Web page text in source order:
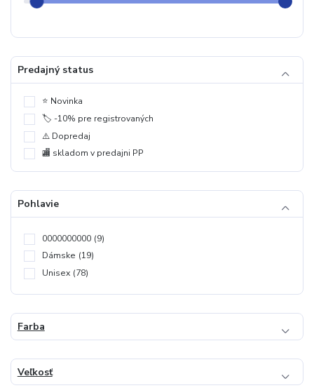
Predajný status
⭐️ Novinka
🏷️ -10% pre registrovaných
⚠️ Dopredaj
🏬 skladom v predajni PP
Pohlavie
0000000000 (9)
Dámske (19)
Unisex (78)
Farba
Veľkosť